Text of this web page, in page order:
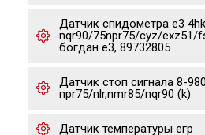
Датчик спидометра е3
nqr90/75npr75/cyz/exz51/
богдан е3, 89732805
Датчик стоп сигнала 8-
npr75/nlr,nmr85/nqr90 (k)
Датчик температуры егр